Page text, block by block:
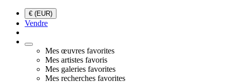
€ (EUR)
Vendre
Mes œuvres favorites
Mes artistes favoris
Mes galeries favorites
Mes recherches favorites